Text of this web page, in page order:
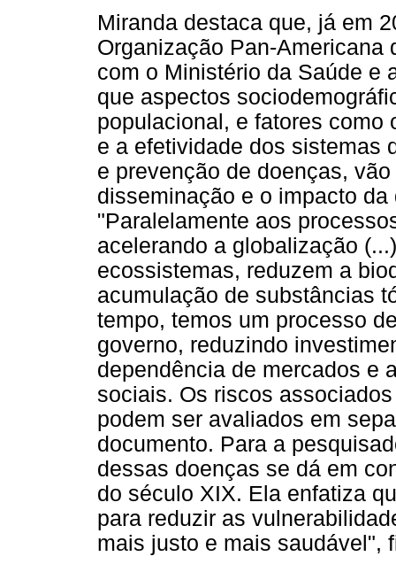
Miranda destaca que, já em
Organização Pan-Americana
com o Ministério da Saúde e
que aspectos
populacional, e fatores como
e a efetividade dos sistemas
e prevenção de doenças,
disseminação e o impacto
"Paralelamente aos
acelerando a globalização
ecossistemas, reduzem a
acumulação de substâncias
tempo, temos um processo
governo, reduzindo
dependência de mercados e
sociais. Os riscos
podem ser avaliados em
documento. Para a
dessas doenças se dá em
do século XIX. Ela enfatiza
para reduzir as
mais justo e mais saudável",